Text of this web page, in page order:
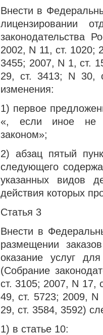
Внести в
лицензировании
законодательства
2002, N 11, ст. 1020;
3455; 2007, N 1, ст.
29, ст. 3413; N 30,
изменения:
1) первое
«, если иное не
законом»;
2) абзац пятый
следующего
указанных видов
действия которых
Статья 3
Внести в
размещении
оказание услуг
(Собрание
ст. 3105; 2007, N 17,
49, ст. 5723; 2009,
29, ст. 3584, 3592)
1) в статье 10: